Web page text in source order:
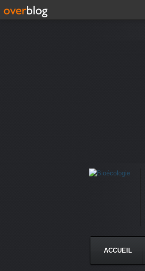
ACCUEIL